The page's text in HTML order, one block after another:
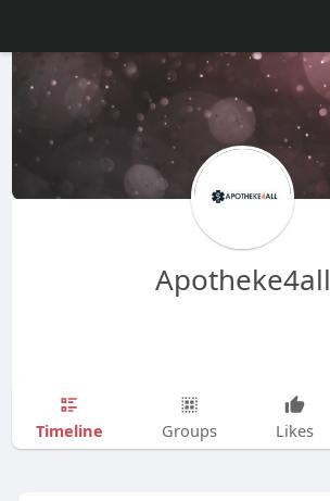
Apotheke4all
Timeline Groups Likes